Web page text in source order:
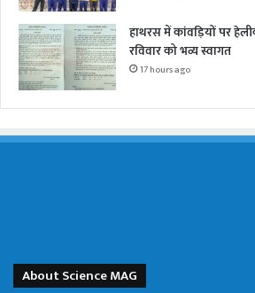
हाथरस में कांवड़ियों पर
रविवार को भव्य स्वागत
17 hours ago
About Science MAG